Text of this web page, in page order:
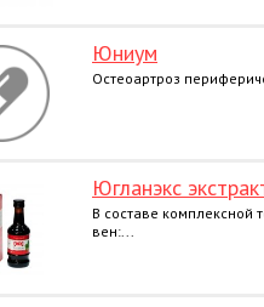
Юниум
Остеоартроз
Югланэкс
В составе комплексной
вен:...